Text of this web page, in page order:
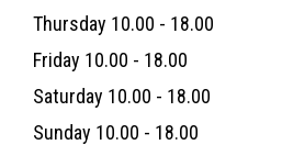
Thursday 10.00 - 18.00
Friday 10.00 - 18.00
Saturday 10.00 - 18.00
Sunday 10.00 - 18.00